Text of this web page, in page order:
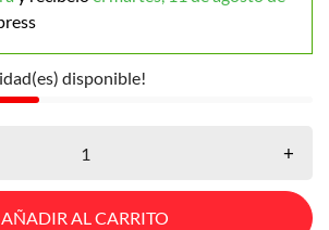
disponible!
+
AÑADIR AL CARRITO